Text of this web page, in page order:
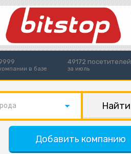
в базе
49172 посетителей
за июль
Добавить компанию